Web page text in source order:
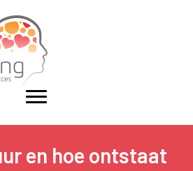
en hoe ontstaat